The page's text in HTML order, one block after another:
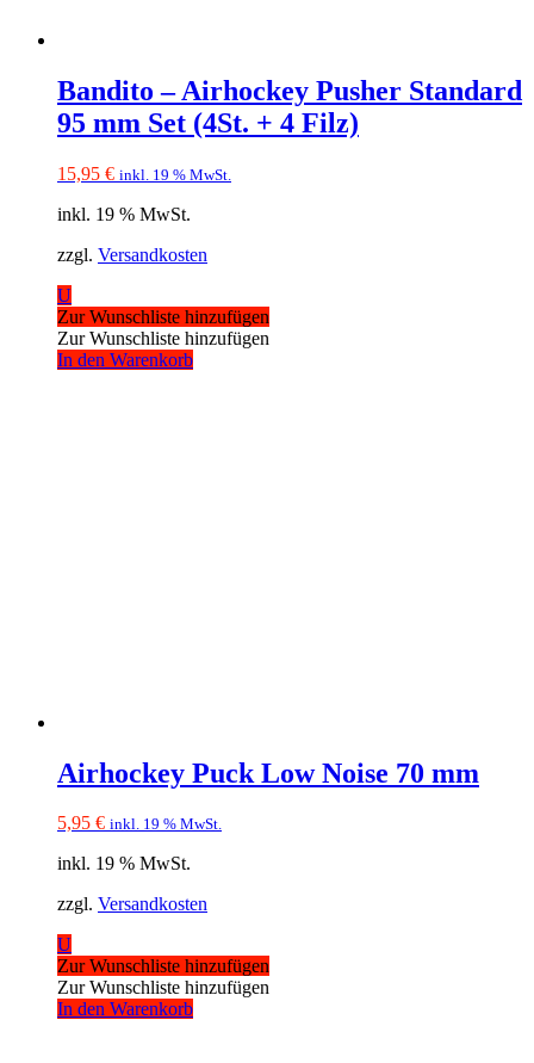
Bandito – Airhockey Pusher Standard
95 mm Set (4St. + 4 Filz)
15,95 € inkl. 19 % MwSt.
inkl. 19 % MwSt.
zzgl. Versandkosten
U
Zur Wunschliste hinzufügen
Zur Wunschliste hinzufügen
In den Warenkorb
Airhockey Puck Low Noise 70 mm
5,95 € inkl. 19 % MwSt.
inkl. 19 % MwSt.
zzgl. Versandkosten
U
Zur Wunschliste hinzufügen
Zur Wunschliste hinzufügen
In den Warenkorb